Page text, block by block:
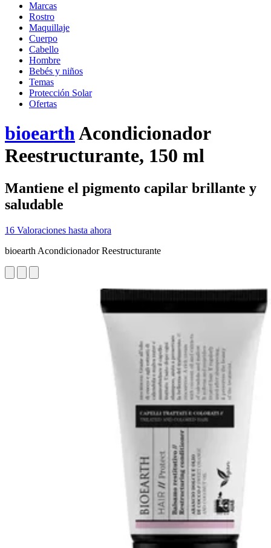
Marcas
Rostro
Maquillaje
Cuerpo
Cabello
Hombre
Bebés y niños
Temas
Protección Solar
Ofertas
bioearthAcondicionador
Reestructurante, 150 ml
Mantiene el pigmento capilar brillante y
saludable
16 Valoraciones hasta ahora
bioearth Acondicionador Reestructurante